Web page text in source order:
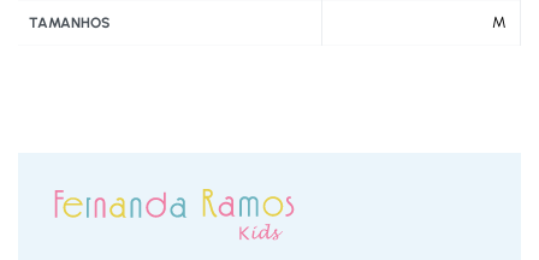
TAMANHOS M